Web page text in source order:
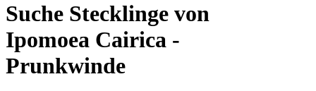
Suche Stecklinge von
Ipomoea Cairica -
Prunkwinde